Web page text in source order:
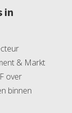
in
& Markt
over
binnen